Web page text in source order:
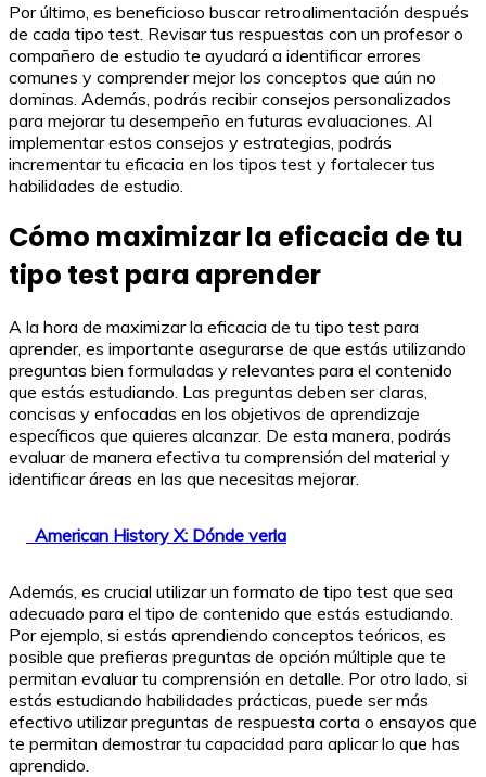
Por último, es beneficioso buscar retroalimentación después
de cada tipo test. Revisar tus respuestas con un profesor o
compañero de estudio te ayudará a identificar errores
comunes y comprender mejor los conceptos que aún no
dominas. Además, podrás recibir consejos personalizados
para mejorar tu desempeño en futuras evaluaciones. Al
implementar estos consejos y estrategias, podrás
incrementar tu eficacia en los tipos test y fortalecer tus
habilidades de estudio.
Cómo maximizar la eficacia de tu
tipo test para aprender
A la hora de maximizar la eficacia de tu tipo test para
aprender, es importante asegurarse de que estás utilizando
preguntas bien formuladas y relevantes para el contenido
que estás estudiando. Las preguntas deben ser claras,
concisas y enfocadas en los objetivos de aprendizaje
específicos que quieres alcanzar. De esta manera, podrás
evaluar de manera efectiva tu comprensión del material y
identificar áreas en las que necesitas mejorar.
American History X: Dónde verla
Además, es crucial utilizar un formato de tipo test que sea
adecuado para el tipo de contenido que estás estudiando.
Por ejemplo, si estás aprendiendo conceptos teóricos, es
posible que prefieras preguntas de opción múltiple que te
permitan evaluar tu comprensión en detalle. Por otro lado, si
estás estudiando habilidades prácticas, puede ser más
efectivo utilizar preguntas de respuesta corta o ensayos que
te permitan demostrar tu capacidad para aplicar lo que has
aprendido.